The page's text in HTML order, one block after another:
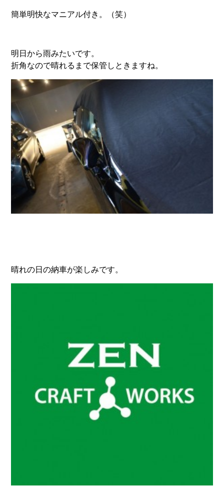
簡単明快なマニアル付き。（笑）
明日から雨みたいです。
折角なので晴れるまで保管しときますね。
晴れの日の納車が楽しみです。